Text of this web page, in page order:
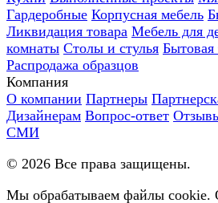
Гардеробные Корпусная мебель
Ликвидация товара Мебель для
комнаты Столы и стулья Бытовая
Распродажа образцов
Компания
О компании Партнеры
Дизайнерам Вопрос-ответ
СМИ
© 2026 Все права защищены.
Мы обрабатываем файлы cookie.